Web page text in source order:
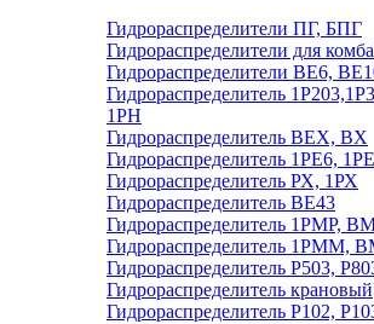
Гидрораспределители ПГ, БПГ
Гидрораспределители для
Гидрораспределители ВЕ6,
Гидрораспределитель
1РН
Гидрораспределитель ВЕХ, ВХ
Гидрораспределитель 1РЕ6,
Гидрораспределитель РХ, 1РХ
Гидрораспределитель ВЕ43
Гидрораспределитель 1РМР,
Гидрораспределитель 1РММ,
Гидрораспределитель Р503,
Гидрораспределитель крановый
Гидрораспределитель Р102,